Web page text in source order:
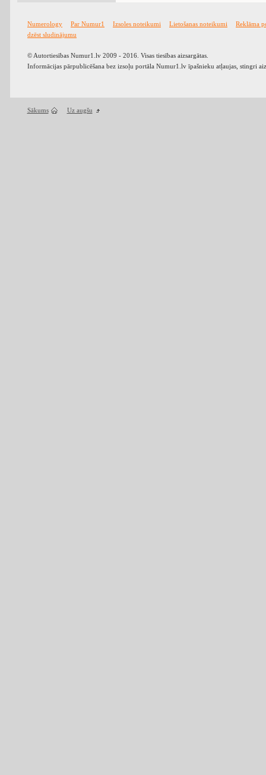
Numerology Par Numur1 Izsoles noteikumi Lietošanas noteikumi
Reklāma
dzēst sludinājumu
© Autortiesības Numur1.lv 2009 - 2016. Visas tiesības aizsargātas.
Informācijas pārpublicēšana bez izsoļu portāla Numur1.lv īpašnieku atļaujas, stingri
Sākums Uz augšu